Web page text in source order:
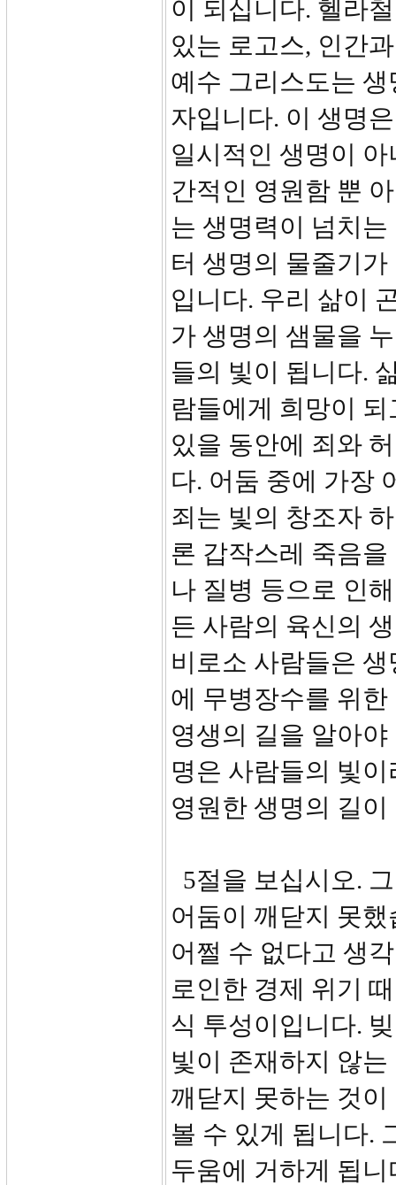
이 되십니다. 헬라
있는 로고스, 인간
예수 그리스도는
자입니다. 이 생명
일시적인 생명이
간적인 영원함 뿐
는 생명력이 넘치
터 생명의 물줄기
입니다. 우리 삶이
가 생명의 샘물을
들의 빛이 됩니다.
람들에게 희망이
있을 동안에 죄와
다. 어둠 중에 가장
죄는 빛의 창조자
론 갑작스레 죽음
나 질병 등으로 인
든 사람의 육신의
비로소 사람들은
에 무병장수를 위
영생의 길을 알아
명은 사람들의 빛
영원한 생명의 길이
5절을 보십시오.
어둠이 깨닫지 못
어쩔 수 없다고 생
로인한 경제 위기
식 투성이입니다.
빛이 존재하지 않
깨닫지 못하는 것
볼 수 있게 됩니다.
두움에 거하게 됩